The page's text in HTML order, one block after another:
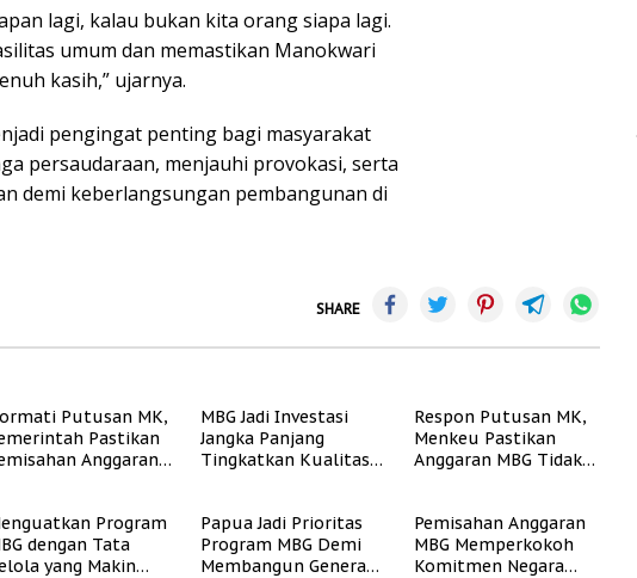
lagi, kalau bukan kita orang siapa lagi.
umum dan memastikan Manokwari
kasih,” ujarnya.
pengingat penting bagi masyarakat
persaudaraan, menjauhi provokasi, serta
demi keberlangsungan pembangunan di
SHARE
Putusan MK,
Pastikan
Anggaran
MBG Jadi Investasi
Jangka Panjang
Tingkatkan Kualitas
Respon Putusan MK,
Menkeu Pastikan
Anggaran MBG Tidak
Program
dengan Tata
yang Makin
Papua Jadi Prioritas
Program MBG Demi
Membangun Generasi
Pemisahan Anggaran
MBG Memperkokoh
Komitmen Negara